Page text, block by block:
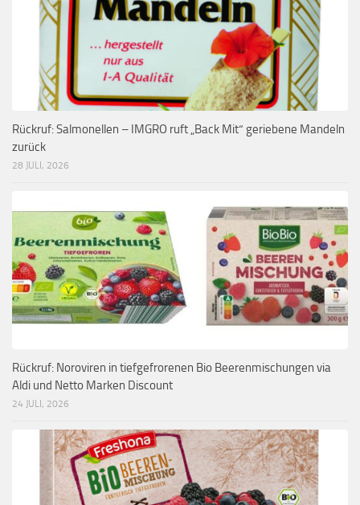
Rückruf: Salmonellen – IMGRO ruft „Back Mit“ geriebene Mandeln
zurück
28 JULI, 2026
Rückruf: Noroviren in tiefgefrorenen Bio Beerenmischungen via
Aldi und Netto Marken Discount
24 JULI, 2026